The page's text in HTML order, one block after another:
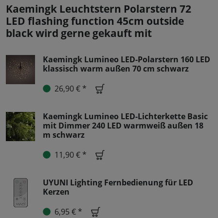
Kaemingk Leuchtstern Polarstern 72
LED flashing function 45cm outside
black wird gerne gekauft mit
Kaemingk Lumineo LED-Polarstern 160 LED
klassisch warm außen 70 cm schwarz
26,90 € *
Kaemingk Lumineo LED-Lichterkette Basic
mit Dimmer 240 LED warmweiß außen 18
m schwarz
11,90 € *
UYUNI Lighting Fernbedienung für LED
Kerzen
6,95 € *